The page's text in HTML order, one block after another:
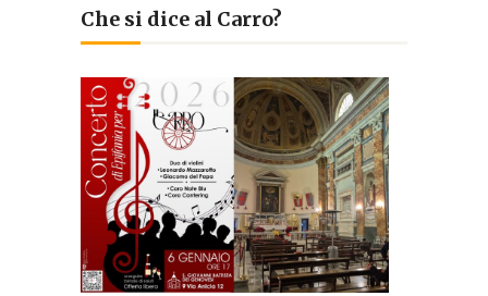
Che si dice al Carro?